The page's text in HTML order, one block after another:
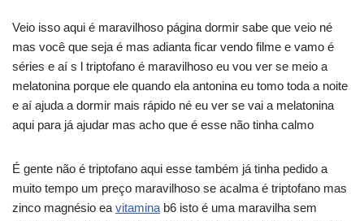
Veio isso aqui é maravilhoso página dormir sabe que veio né
mas você que seja é mas adianta ficar vendo filme e vamo é
séries e aí s l triptofano é maravilhoso eu vou ver se meio a
melatonina porque ele quando ela antonina eu tomo toda a noite
e aí ajuda a dormir mais rápido né eu ver se vai a melatonina
aqui para já ajudar mas acho que é esse não tinha calmo
É gente não é triptofano aqui esse também já tinha pedido a
muito tempo um preço maravilhoso se acalma é triptofano mas
zinco magnésio ea vitamina b6 isto é uma maravilha sem